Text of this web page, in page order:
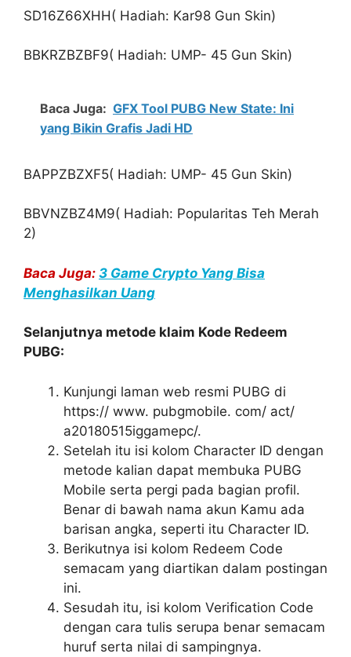
SD16Z66XHH( Hadiah: Kar98 Gun Skin)
BBKRZBZBF9( Hadiah: UMP- 45 Gun Skin)
Baca Juga: GFX Tool PUBG New State: Ini
yang Bikin Grafis Jadi HD
BAPPZBZXF5( Hadiah: UMP- 45 Gun Skin)
BBVNZBZ4M9( Hadiah: Popularitas Teh Merah
2)
Baca Juga: 3 Game Crypto Yang Bisa
Menghasilkan Uang
Selanjutnya metode klaim Kode Redeem
PUBG:
Kunjungi laman web resmi PUBG di
https:// www. pubgmobile. com/ act/
a20180515iggamepc/.
Setelah itu isi kolom Character ID dengan
metode kalian dapat membuka PUBG
Mobile serta pergi pada bagian profil.
Benar di bawah nama akun Kamu ada
barisan angka, seperti itu Character ID.
Berikutnya isi kolom Redeem Code
semacam yang diartikan dalam postingan
ini.
Sesudah itu, isi kolom Verification Code
dengan cara tulis serupa benar semacam
huruf serta nilai di sampingnya.